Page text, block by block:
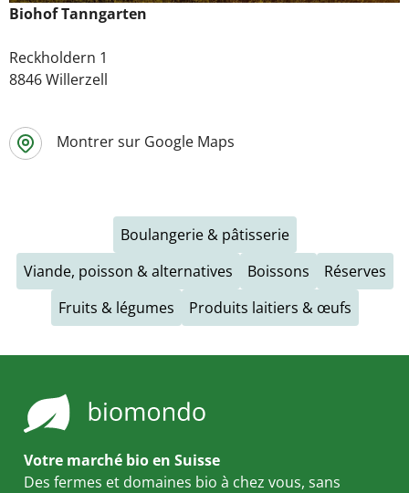
Biohof Tanngarten
Reckholdern 1
8846 Willerzell
Montrer sur Google Maps
Boulangerie & pâtisserie
Viande, poisson & alternatives
Boissons
Réserves
Fruits & légumes
Produits laitiers & œufs
Votre marché bio en Suisse
Des fermes et domaines bio à chez vous, sans